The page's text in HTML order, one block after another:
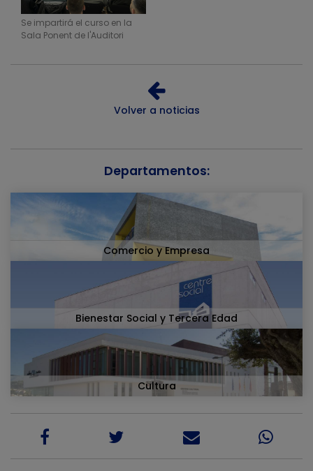
Se impartirá el curso en la
Sala Ponent de l'Auditori
Volver a noticias
Departamentos:
Comercio y Empresa
Bienestar Social y Tercera Edad
Cultura